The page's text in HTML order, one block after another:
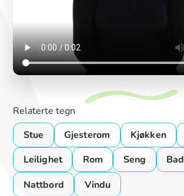
Relaterte tegn
Stue
Gjesterom Kjøkken
Leilighet
Rom Seng
Bad
Nattbord
Vindu